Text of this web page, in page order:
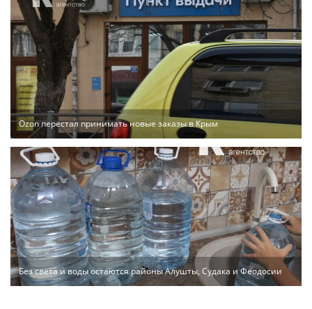
Ozon перестал принимать новые заказы в Крым
Без света и воды остаются районы Алушты, Судака и Феодосии